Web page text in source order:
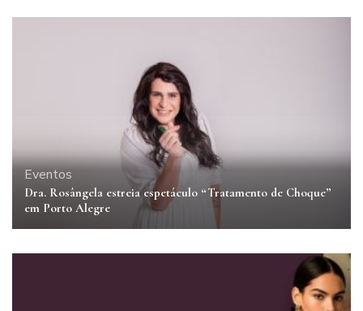
Eventos
Dra. Rosângela estreia espetáculo “Tratamento de Choque”
em Porto Alegre